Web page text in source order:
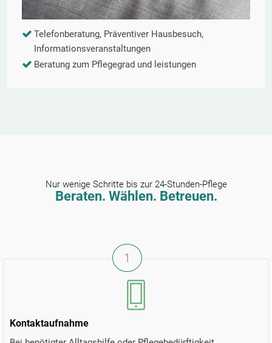
Telefonberatung, Präventiver Hausbesuch,
Informationsveranstaltungen
Beratung zum Pflegegrad und leistungen
Nur wenige Schritte bis zur 24-Stunden-Pflege
Beraten. Wählen. Betreuen.
Kontaktaufnahme
1